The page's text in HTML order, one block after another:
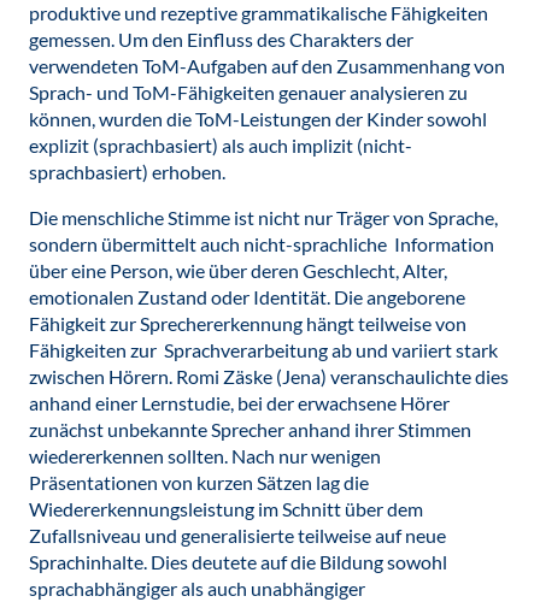
produktive und rezeptive grammatikalische Fähigkeiten
gemessen. Um den Einfluss des Charakters der
verwendeten ToM-Aufgaben auf den Zusammenhang von
Sprach- und ToM-Fähigkeiten genauer analysieren zu
können, wurden die ToM-Leistungen der Kinder sowohl
explizit (sprachbasiert) als auch implizit (nicht-
sprachbasiert) erhoben.
Die menschliche Stimme ist nicht nur Träger von Sprache,
sondern übermittelt auch nicht-sprachliche Information
über eine Person, wie über deren Geschlecht, Alter,
emotionalen Zustand oder Identität. Die angeborene
Fähigkeit zur Sprechererkennung hängt teilweise von
Fähigkeiten zur Sprachverarbeitung ab und variiert stark
zwischen Hörern. Romi Zäske (Jena) veranschaulichte dies
anhand einer Lernstudie, bei der erwachsene Hörer
zunächst unbekannte Sprecher anhand ihrer Stimmen
wiedererkennen sollten. Nach nur wenigen
Präsentationen von kurzen Sätzen lag die
Wiedererkennungsleistung im Schnitt über dem
Zufallsniveau und generalisierte teilweise auf neue
Sprachinhalte. Dies deutete auf die Bildung sowohl
sprachabhängiger als auch unabhängiger